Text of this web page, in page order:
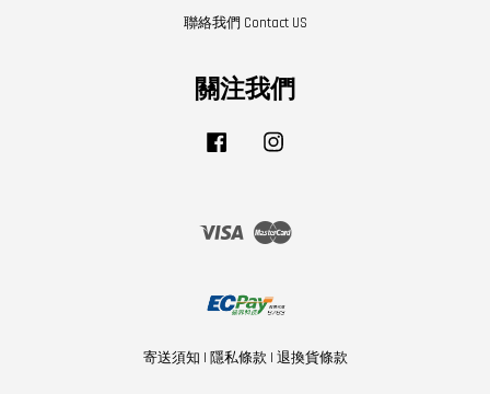
聯絡我們 Contact US
關注我們
Facebook
Visa Master
寄送須知 | 隱私條款 | 退換貨條款